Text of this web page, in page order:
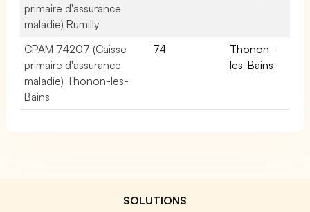
primaire d'assurance
maladie) Rumilly
CPAM 74207 (Caisse
primaire d'assurance
maladie) Thonon-les-
Bains
74
Thonon-
les-Bains
SOLUTIONS